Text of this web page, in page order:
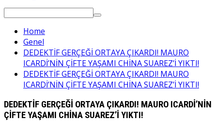
Search
Home
Genel
DEDEKTİF GERÇEĞİ ORTAYA ÇIKARDI! MAURO
ICARDİ’NİN ÇİFTE YAŞAMI CHİNA SUAREZ’İ YIKTI!
DEDEKTİF GERÇEĞİ ORTAYA ÇIKARDI! MAURO
ICARDİ’NİN ÇİFTE YAŞAMI CHİNA SUAREZ’İ YIKTI!
DEDEKTİF GERÇEĞİ ORTAYA ÇIKARDI! MAURO ICARDİ’NİN
ÇİFTE YAŞAMI CHİNA SUAREZ’İ YIKTI!